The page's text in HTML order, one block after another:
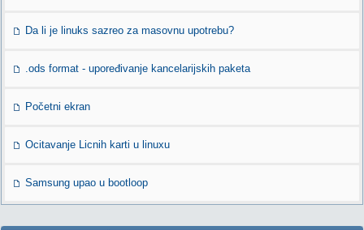
Da li je linuks sazreo za masovnu upotrebu?
.ods format - upoređivanje kancelarijskih paketa
Početni ekran
Ocitavanje Licnih karti u linuxu
Samsung upao u bootloop